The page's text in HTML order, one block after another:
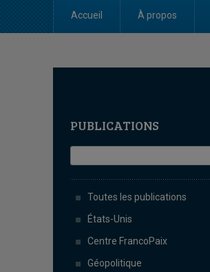
Accueil À propos
PUBLICATIONS
Toutes les publications
États-Unis
Centre FrancoPaix
Géopolitique